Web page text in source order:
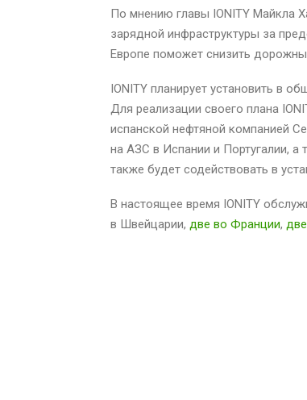
По мнению главы IONITY Майкла
зарядной инфраструктуры за
Европе поможет снизить
IONITY планирует установить в
Для реализации своего плана
испанской нефтяной компанией
на АЗС в Испании и Португалии, а
также будет содействовать в
В настоящее время IONITY
в Швейцарии, две во Франции,